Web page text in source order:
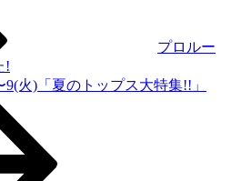
プロルー
!
9(火)「夏のトップス大特集!!」